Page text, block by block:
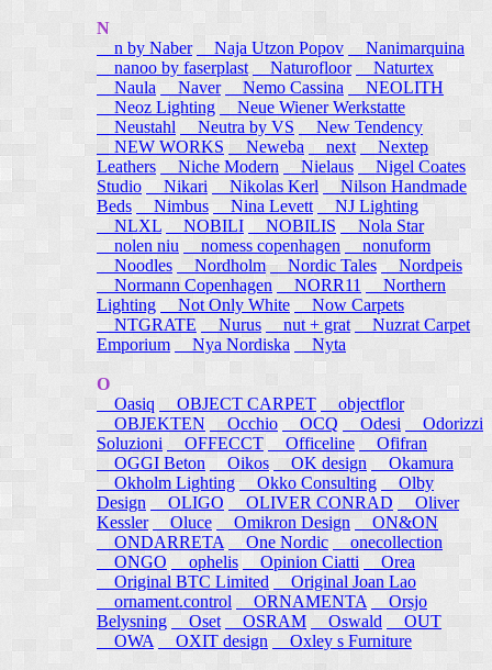
N
n by Naber
Naja Utzon Popov
Nanimarquina
nanoo by faserplast
Naturofloor
Naturtex
Naula
Naver Nemo Cassina
NEOLITH
Neoz Lighting
Neue Wiener Werkstatte
Neustahl
Neutra by VS
New Tendency
NEW WORKS
Neweba next
Nextep
Leathers
Niche Modern Nielaus
Nigel Coates
Studio
Nikari Nikolas Kerl
Nilson Handmade
Beds
Nimbus Nina Levett
NJ Lighting
NLXL
NOBILI NOBILIS
Nola Star
nolen niu
nomess copenhagen
nonuform
Noodles
Nordholm Nordic Tales
Nordpeis
Normann Copenhagen
NORR11
Northern
Lighting
Not Only White
Now Carpets
NTGRATE
Nurus nut + grat
Nuzrat Carpet
Emporium
Nya Nordiska Nyta
O
Oasiq
OBJECT CARPET
objectflor
OBJEKTEN
Occhio OCQ Odesi
Odorizzi
Soluzioni
OFFECCT Officeline
Ofifran
OGGI Beton
Oikos OK design
Okamura
Okholm Lighting
Okko Consulting
Olby
Design
OLIGO OLIVER CONRAD
Oliver
Kessler
Oluce Omikron Design
ON&ON
ONDARRETA
One Nordic
onecollection
ONGO
ophelis Opinion Ciatti
Orea
Original BTC Limited
Original Joan Lao
ornament.control
ORNAMENTA
Orsjo
Belysning
Oset OSRAM Oswald
OUT
OWA
OXIT design Oxley s Furniture